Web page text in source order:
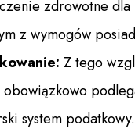
zdrowotne
z wymogów
Z tego
system